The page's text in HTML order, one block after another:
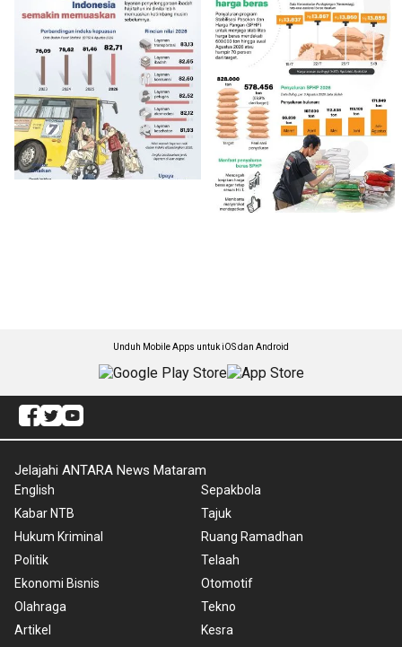
Unduh Mobile Apps untuk iOS dan Android
Jelajahi ANTARA News Mataram
English
Kabar NTB
Hukum Kriminal
Politik
Ekonomi Bisnis
Olahraga
Artikel
Sepakbola
Tajuk
Ruang Ramadhan
Telaah
Otomotif
Tekno
Kesra